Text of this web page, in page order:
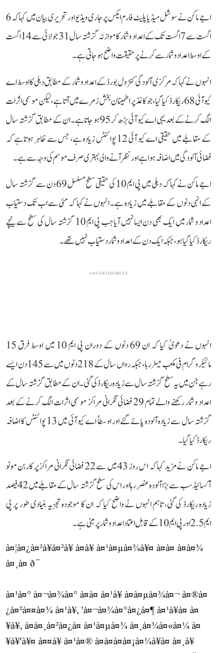
اجے ماکن نے سوشل میڈیا پلیٹ فارم ایکس پر جاری ویڈیو اور تحریری بیان میں کہا کہ 6
اگست سے 7 اگست تک کے اعداد و شمار کا موازنہ گزشتہ سال 31 جولائی سے 14 اگست
کے اوسط اعداد و شمار سے کرنے پر حقیقت واضح ہو جاتی ہے۔
انہوں نے کہا کہ مرکزی آلودگی کنٹرول بورڈ کے اعداد و شمار کے مطابق دہلی کا اوسط اے
کیو آئی 68 ریکارڈ کیا گیا، جو کاغذ پر اطمینان بخش زمرے میں آتا ہے، لیکن موسمی اثرات
الگ کرنے کے بعد یہی اے کیو آئی بڑھ کر 95 ہو جاتا ہے۔ ان کے مطابق گزشتہ سال
کے مقابلے میں حقیقی اے کیو آئی 12 پوائنٹس زیادہ ہے، جس سے ظاہر ہوتا ہے کہ
فضائی آلودگی میں اضافہ ہوا ہے اور نظر آنے والی بہتری صرف موسم کی وجہ سے ہے۔
اجے ماکن نے کہا کہ دہلی میں پی ایم 10 کی حقیقی سطح مسلسل 69 دن سے گزشتہ سال
کے انہی دنوں کے مقابلے میں زیادہ ہے۔ انہوں نے کہا کہ مئی سے اب تک دستیاب
اعداد و شمار میں ایک بھی دن ایسا نہیں آیا جب پی ایم 10 گزشتہ سال کی سطح سے نیچے
ریکارڈ کیا گیا ہو، جبکہ ایک دن کے اعداد و شمار دستیاب نہیں تھے۔
ADVERTISEMENT
انہوں نے دعویٰ کیا کہ ان 69 دنوں کے دوران پی ایم 10 میں اوسط فرق 15
مائیکروگرام فی مکعب میٹر رہا، جبکہ رواں سال کے 218 دنوں میں سے 145 دن ایسے
رہے جن میں یہ سطح گزشتہ سال سے زیادہ ریکارڈ کی گئی۔ ان کے مطابق گزشتہ سال کے
اعداد و شمار رکھنے والے تمام 29 فضائی نگرانی مراکز موسمی اثرات الگ کرنے کے بعد
گزشتہ سال سے زیادہ آلودہ پائے گئے اور اوسطاً اے کیو آئی میں 13 پوائنٹس کا اضافہ
ریکارڈ کیا گیا۔
اجے ماکن نے مزید کہا کہ اس روز 43 میں سے 22 فضائی نگرانی مراکز پر کاربن مونو
آکسائیڈ سب سے بڑا آلودہ عنصر رہا اور اس کی سطح گزشتہ سال کے مقابلے میں 42 فیصد
زیادہ ریکارڈ کی گئی، تاہم انہوں نے واضح کیا کہ ان کا موجودہ تجزیہ بنیادی طور پر پی
ایم 2.5 اور پی ایم 10 کے قابل اعتماد اعداد و شمار پر مبنی ہے۔
à¤¦à¤¿à¤²à¥à¤²à¥ à¤à¥ à¤¹à¤µà¤¾à¥¤ à¤à¤ à¤à¤¾
à¤¸à¤ ð¨
à¤¹à¤° à¤¬à¤¾à¤° à¤à¤ à¤¹à¥ à¤à¤µà¤¾à¤¬ à¤®à¤
¿à¤²à¤¤à¤¾ à¤¹à¥, 'à¤¬à¤¾à¤°à¤¿à¤¶ à¤¹à¥à¤ à¤
¥à¥, à¤à¤¸à¤²à¤¿à¤ à¤¹à¤µà¤¾ à¤¸à¤¾à¤«à¤¼ à¤
¥à¥'à¥¤ à¤¤à¥ à¤¹à¤® à¤à¤à¤à¤¡à¤¼à¥à¤ à¤¸à¥